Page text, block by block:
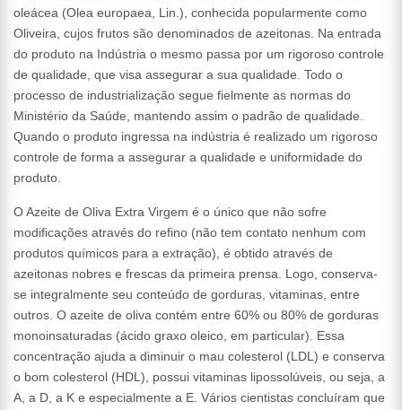
oleácea (Olea europaea, Lin.), conhecida popularmente como
Oliveira, cujos frutos são denominados de azeitonas. Na entrada
do produto na Indústria o mesmo passa por um rigoroso controle
de qualidade, que visa assegurar a sua qualidade. Todo o
processo de industrialização segue fielmente as normas do
Ministério da Saúde, mantendo assim o padrão de qualidade.
Quando o produto ingressa na indústria é realizado um rigoroso
controle de forma a assegurar a qualidade e uniformidade do
produto.
O Azeite de Oliva Extra Virgem é o único que não sofre
modificações através do refino (não tem contato nenhum com
produtos químicos para a extração), é obtido através de
azeitonas nobres e frescas da primeira prensa. Logo, conserva-
se integralmente seu conteúdo de gorduras, vitaminas, entre
outros. O azeite de oliva contém entre 60% ou 80% de gorduras
monoinsaturadas (ácido graxo oleico, em particular). Essa
concentração ajuda a diminuir o mau colesterol (LDL) e conserva
o bom colesterol (HDL), possui vitaminas lipossolúveis, ou seja, a
A, a D, a K e especialmente a E. Vários cientistas concluíram que